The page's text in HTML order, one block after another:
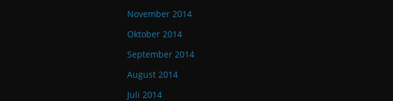
November 2014
Oktober 2014
September 2014
August 2014
Juli 2014